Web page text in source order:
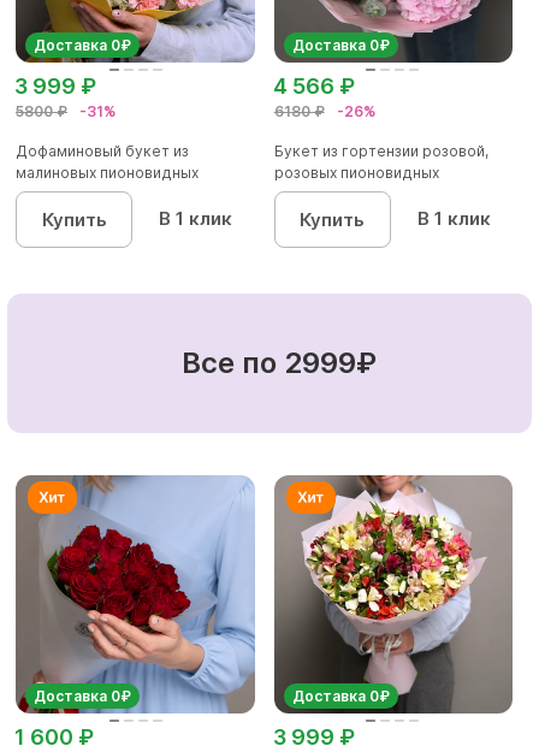
Доставка 0₽
5800 ₽ -31%
3 999 ₽
Дофаминовый букет из
малиновых пионовидных
кустовых роз...
Купить В 1 клик
Доставка 0₽
6180 ₽ -26%
4 566 ₽
Букет из гортензии розовой,
розовых пионовидных
кустовы...
Купить В 1 клик
Все по 2999₽
Доставка 0₽
1 600 ₽
Доставка 0₽
3 999 ₽